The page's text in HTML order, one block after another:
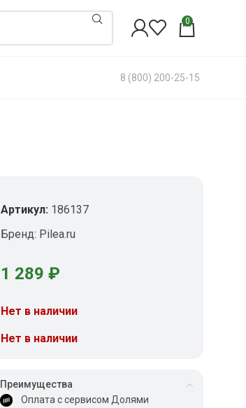
0
8 (800) 200-25-15
Артикул: 186137
Бренд: Pilea.ru
1 289₽
Нет в наличии
Нет в наличии
Преимущества
Оплата с сервисом Долями